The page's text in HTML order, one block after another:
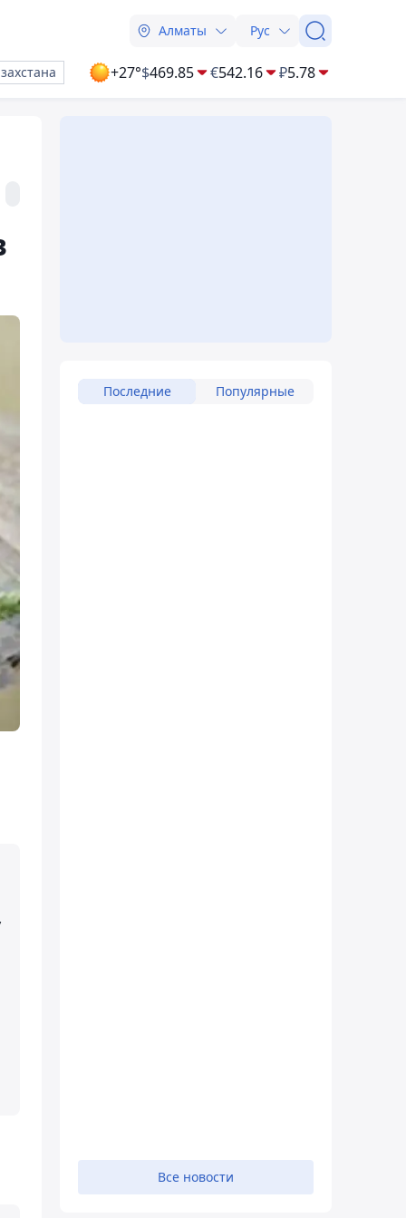
Алматы Рус
+27°$469.85 €542.16 ₽5.78
Последние Популярные
Все новости